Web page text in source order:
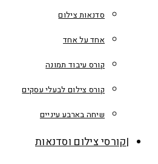
סדנאות צילום
אחד על אחד
קורס עיבוד תמונה
קורס צילום לבעלי עסקים
שיחה בארבע עיניים
קורסי צילום וסדנאות